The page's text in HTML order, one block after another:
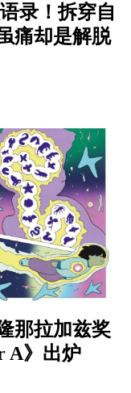
录！拆穿自
痛却是解脱
那拉加兹奖
A》出炉